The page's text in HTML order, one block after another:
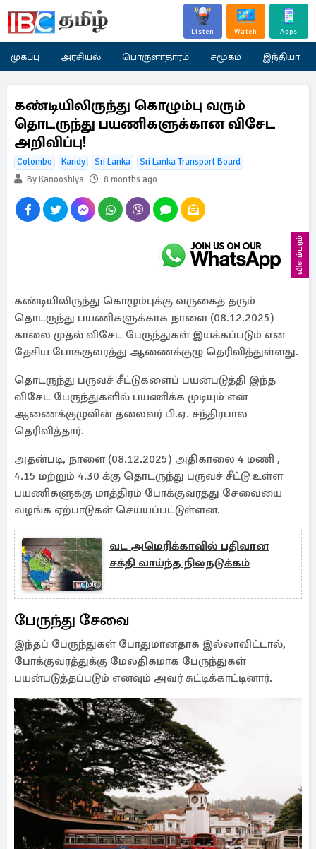
Listen Watch Apps
முகப்பு அரசியல் பொருளாதாரம் சமூகம் இந்தியா
கண்டியிலிருந்து கொழும்பு வரும்
தொடருந்து பயணிகளுக்கான விசேட
அறிவிப்பு!
Colombo Kandy Sri Lanka
Sri Lanka Transport Board
By Kanooshiya
8 months ago
விளம்பரம்
கண்டியிலிருந்து கொழும்புக்கு வருகைத் தரும்
தொடருந்து பயணிகளுக்காக நாளை (08.12.2025)
காலை முதல் விசேட பேருந்துகள் இயக்கப்படும் என
தேசிய போக்குவரத்து ஆணைக்குழு தெரிவித்துள்ளது.
தொடருந்து பருவச் சீட்டுகளைப் பயன்படுத்தி இந்த
விசேட பேருந்துகளில் பயணிக்க முடியும் என
ஆணைக்குழுவின் தலைவர் பி.ஏ. சந்திரபால
தெரிவித்தார்.
அதன்படி, நாளை (08.12.2025) அதிகாலை 4 மணி ,
4.15 மற்றும் 4.30 க்கு தொடருந்து பருவச் சீட்டு உள்ள
பயணிகளுக்கு மாத்திரம் போக்குவரத்து சேவையை
வழங்க ஏற்பாடுகள் செய்யப்பட்டுள்ளன.
வட அமெரிக்காவில் பதிவான
சக்தி வாய்ந்த நிலநடுக்கம்
பேருந்து சேவை
இந்தப் பேருந்துகள் போதுமானதாக இல்லாவிட்டால்,
போக்குவரத்துக்கு மேலதிகமாக பேருந்துகள்
பயன்படுத்தப்படும் எனவும் அவர் சுட்டிக்காட்டினார்.